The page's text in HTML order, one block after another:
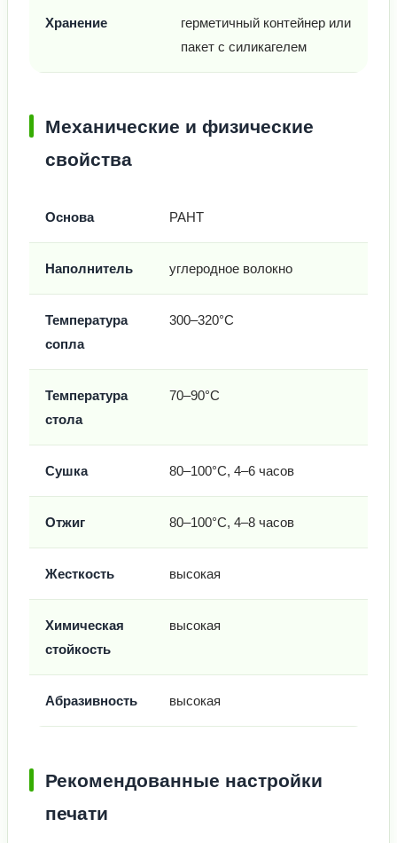
Хранение
герметичный контейнер или
пакет с силикагелем
Механические и физические
свойства
Основа PAHT
Наполнитель углеродное волокно
Температура
сопла
300–320°C
Температура
стола
70–90°C
Сушка 80–100°C, 4–6 часов
Отжиг 80–100°C, 4–8 часов
Жесткость высокая
Химическая
стойкость
высокая
Абразивность высокая
Рекомендованные настройки
печати